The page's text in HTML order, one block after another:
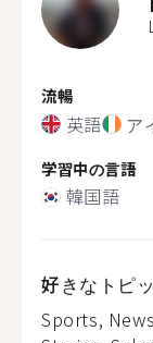
流暢
英語 ア
学習中の言語
韓国語
好きなトピ
Sports,